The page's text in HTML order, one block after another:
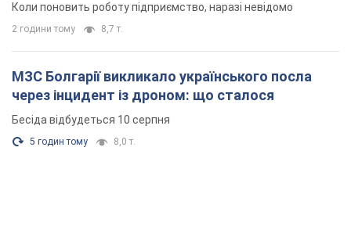
Коли поновить роботу підприємство, наразі невідомо
2 години тому 8,7 т.
МЗС Болгарії викликало українського посла
через інцидент із дроном: що сталося
Бесіда відбудеться 10 серпня
5 годин тому 8,0 т.